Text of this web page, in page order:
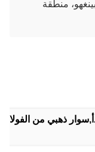
بينغهو، منطقة
ذهبي من